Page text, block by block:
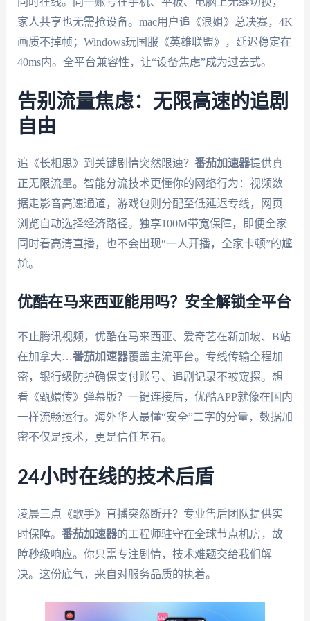
家人共享也无需抢设备。mac用户追《浪姐》总决赛，4K
画质不掉帧；Windows玩国服《英雄联盟》，延迟稳定在
40ms内。全平台兼容性，让“设备焦虑”成为过去式。
告别流量焦虑：无限高速的追剧
自由
追《长相思》到关键剧情突然限速？ 番茄加速器提供真
正无限流量。智能分流技术更懂你的网络行为：视频数
据走影音高速通道，游戏包则分配至低延迟专线，网页
浏览自动选择经济路径。独享100M带宽保障，即便全家
同时看高清直播，也不会出现“一人开播，全家卡顿”的尴
尬。
优酷在马来西亚能用吗？安全解锁全平台
不止腾讯视频，优酷在马来西亚、爱奇艺在新加坡、B站
在加拿大…番茄加速器覆盖主流平台。专线传输全程加
密，银行级防护确保支付账号、追剧记录不被窥探。想
看《甄嬛传》弹幕版？一键连接后，优酷APP就像在国内
一样流畅运行。海外华人最懂“安全”二字的分量，数据加
密不仅是技术，更是信任基石。
24小时在线的技术后盾
凌晨三点《歌手》直播突然断开？专业售后团队提供实
时保障。 番茄加速器的工程师驻守在全球节点机房，故
障秒级响应。你只需专注剧情，技术难题交给我们解
决。这份底气，来自对服务品质的执着。